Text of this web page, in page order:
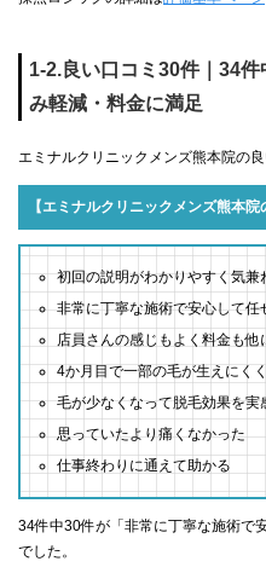
1-2.良い口コミ30件｜34
み軽減・料金に満足
エミナルクリニックメンズ熊本院の
【エミナルクリニックメンズ熊本院
初回の説明がわかりやすく気兼
非常に丁寧な施術で安心して任
店員さんの感じもよく料金も他
4か月目で一部の毛が生えにく
毛が少なくなって脱毛効果を実
思っていたより痛くなかった
仕事終わりに通えて助かる
34件中30件が「非常に丁寧な施術で
でした。